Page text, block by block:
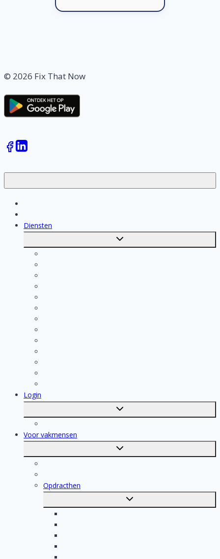
© 2026 Fix That Now
Diensten
Toggle
Login
Toggle
submenu
Voor vakmensen
Toggle
Opdracthen
Toggle